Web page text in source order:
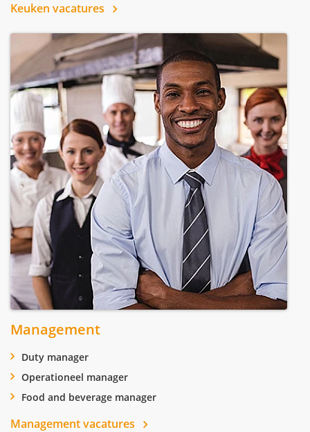
Keuken vacatures
Management
Duty manager
Operationeel manager
Food and beverage manager
Management vacatures